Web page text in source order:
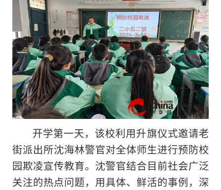
开学第一天，该校利用升旗仪式邀请老
街派出所沈海林警官对全体师生进行预防校
园欺凌宣传教育。沈警官结合目前社会广泛
关注的热点问题，用具体、鲜活的事例，深